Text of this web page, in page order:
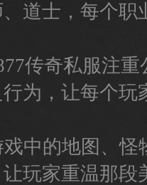
道士，每个职
传奇私服注
为，让每个玩
中的地图、怪
玩家重温那段